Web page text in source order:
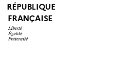
RÉPUBLIQUE
FRANÇAISE